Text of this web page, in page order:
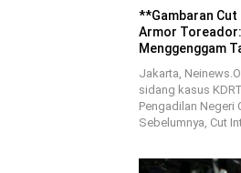
**Gambaran Cut
Armor
Menggenggam
Jakarta,
sidang kasus
Pengadilan Negeri
Sebelumnya, Cut